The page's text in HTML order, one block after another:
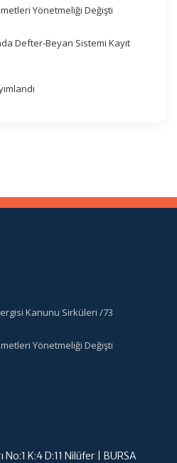
Yönetmeliği Değişti
Defter-Beyan Sistemi Kayıt
Kanunu Sirküleri /73
Yönetmeliği Değişti
No:1 K:4 D:11 Nilüfer | BURSA